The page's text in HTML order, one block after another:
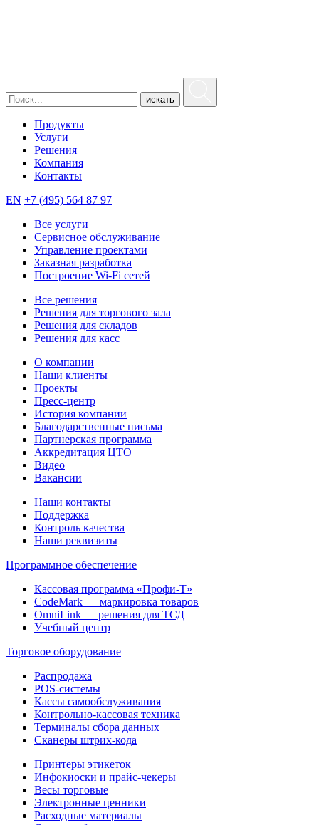
искать
Продукты
Услуги
Решения
Компания
Контакты
EN +7 (495) 564 87 97
Все услуги
Сервисное обслуживание
Управление проектами
Заказная разработка
Построение Wi-Fi сетей
Все решения
Решения для торгового зала
Решения для складов
Решения для касс
О компании
Наши клиенты
Проекты
Пресс-центр
История компании
Благодарственные письма
Партнерская программа
Аккредитация ЦТО
Видео
Вакансии
Наши контакты
Поддержка
Контроль качества
Наши реквизиты
Программное обеспечение
Кассовая программа «Профи-Т»
CodeMark — маркировка товаров
OmniLink — решения для ТСД
Учебный центр
Торговое оборудование
Распродажа
POS-системы
Кассы самообслуживания
Контрольно-кассовая техника
Терминалы сбора данных
Сканеры штрих-кода
Принтеры этикеток
Инфокиоски и прайс-чекеры
Весы торговые
Электронные ценники
Расходные материалы